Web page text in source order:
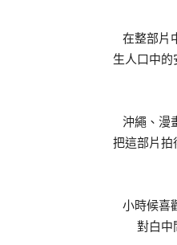
在整部片
生人口中
沖繩、漫
把這部片拍
小時候喜
對白中